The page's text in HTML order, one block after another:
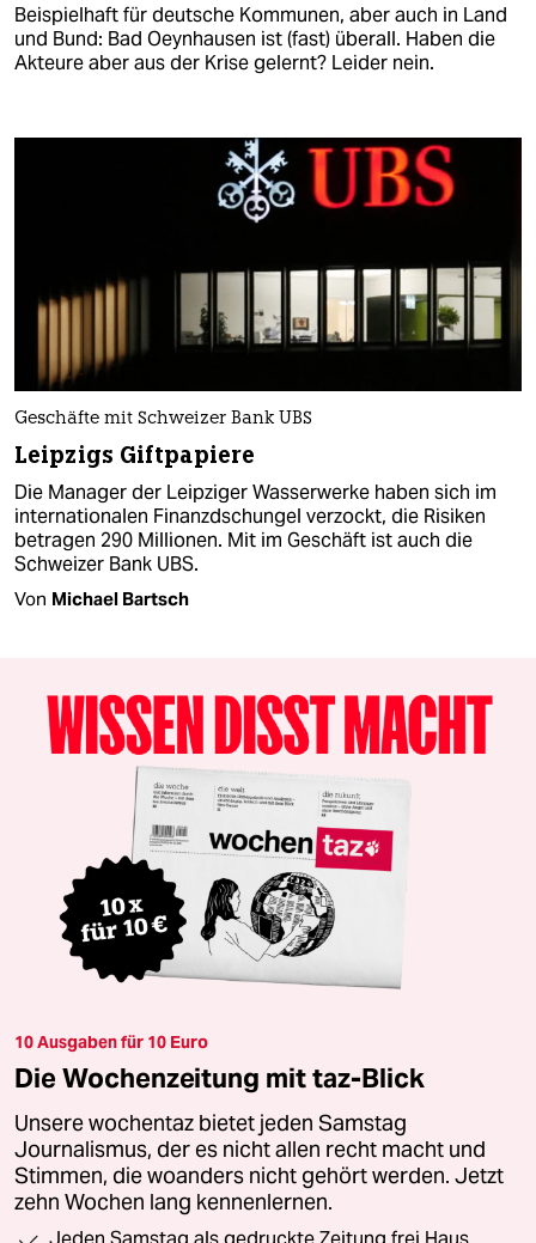
Beispielhaft für deutsche Kommunen, aber auch in Land
und Bund: Bad Oeynhausen ist (fast) überall. Haben die
Akteure aber aus der Krise gelernt? Leider nein.
Geschäfte mit Schweizer Bank UBS
Leipzigs Giftpapiere
Die Manager der Leipziger Wasserwerke haben sich im
internationalen Finanzdschungel verzockt, die Risiken
betragen 290 Millionen. Mit im Geschäft ist auch die
Schweizer Bank UBS.
Von Michael Bartsch
10 Ausgaben für 10 Euro
Die Wochenzeitung mit taz-Blick
Unsere wochentaz bietet jeden Samstag
Journalismus, der es nicht allen recht macht und
Stimmen, die woanders nicht gehört werden. Jetzt
zehn Wochen lang kennenlernen.